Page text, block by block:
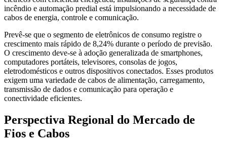
incêndio e automação predial está impulsionando a necessidade de
cabos de energia, controle e comunicação.
Prevê-se que o segmento de eletrônicos de consumo registre o
crescimento mais rápido de 8,24% durante o período de previsão.
O crescimento deve-se à adoção generalizada de smartphones,
computadores portáteis, televisores, consolas de jogos,
eletrodomésticos e outros dispositivos conectados. Esses produtos
exigem uma variedade de cabos de alimentação, carregamento,
transmissão de dados e comunicação para operação e
conectividade eficientes.
Perspectiva Regional do Mercado de
Fios e Cabos